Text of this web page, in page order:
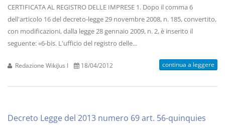
CERTIFICATA AL REGISTRO DELLE IMPRESE 1. Dopo il comma 6
dell'articolo 16 del decreto-legge 29 novembre 2008, n. 185, convertito,
con modificazioni, dalla legge 28 gennaio 2009, n. 2, è inserito il
seguente: «6-bis. L'ufficio del registro delle...
Redazione WikiJus I 18/04/2012 continua a leggere
Decreto Legge del 2013 numero 69 art. 56-quinquies